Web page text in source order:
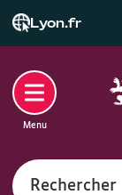
Lyon.fr
Rechercher
Menu